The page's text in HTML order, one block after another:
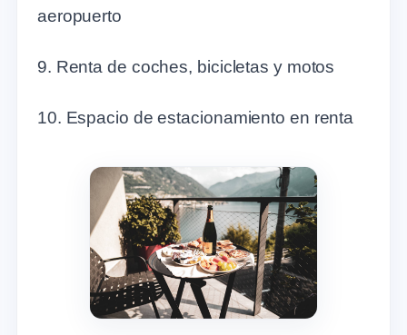
aeropuerto
9. Renta de coches, bicicletas y motos
10. Espacio de estacionamiento en renta